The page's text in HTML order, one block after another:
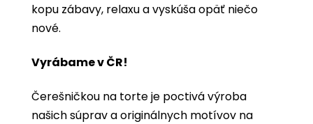
kopu zábavy, relaxu a vyskúša opäť niečo
nové.
Vyrábame v ČR!
Čerešničkou na torte je poctivá výroba
našich súprav a originálnych motívov na